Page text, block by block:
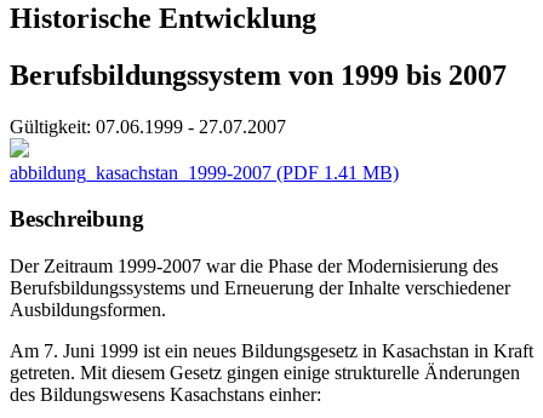
Historische Entwicklung
Berufsbildungssystem von 1999 bis 2007
Gültigkeit: 07.06.1999 - 27.07.2007
abbildung_kasachstan_1999-2007 (PDF 1.41 MB)
Beschreibung
Der Zeitraum 1999-2007 war die Phase der Modernisierung des
Berufsbildungssystems und Erneuerung der Inhalte verschiedener
Ausbildungsformen.
Am 7. Juni 1999 ist ein neues Bildungsgesetz in Kasachstan in Kraft
getreten. Mit diesem Gesetz gingen einige strukturelle Änderungen
des Bildungswesens Kasachstans einher: